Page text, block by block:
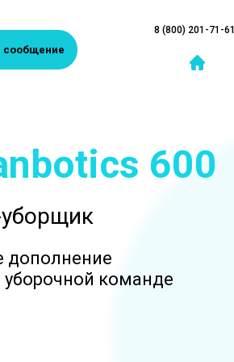
8 (800) 201-71-61
сообщение
600
дополнение
команде